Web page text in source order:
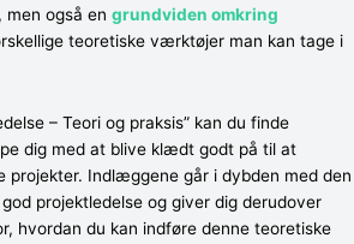
også en grundviden omkring
teoretiske værktøjer man kan tage i
– Teori og praksis” kan du finde
dig med at blive klædt godt på til at
projekter. Indlæggene går i dybden med den
projektledelse og giver dig derudover
hvordan du kan indføre denne teoretiske